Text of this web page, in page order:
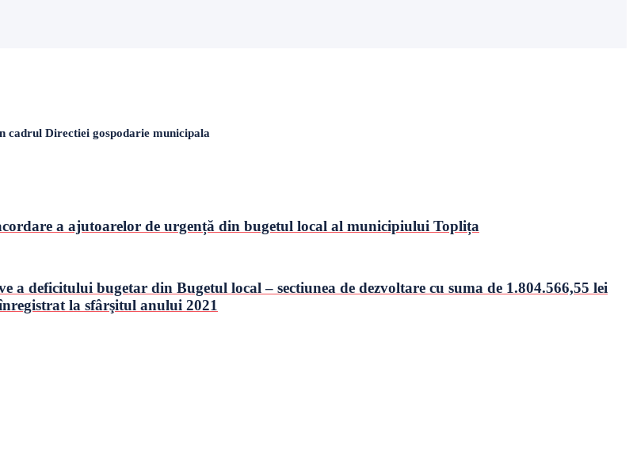
cadrul Directiei gospodarie municipala
a ajutoarelor de urgență din bugetul local al municipiului Toplița
deficitului bugetar din Bugetul local – sectiunea de dezvoltare cu suma de 1.804.566,55 lei
la sfârşitul anului 2021